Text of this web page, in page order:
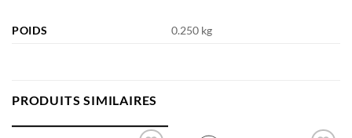
POIDS 0.250 kg
PRODUITS SIMILAIRES